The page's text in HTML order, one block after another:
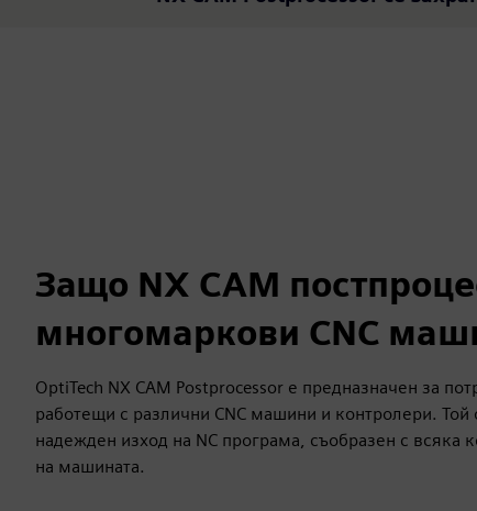
Защо NX CAM
многомаркови CNC
OptiTech NX CAM Postprocessor е предназначен за
работещи с различни CNC машини и контролери. Той
надежден изход на NC програма, съобразен с всяка
на машината.